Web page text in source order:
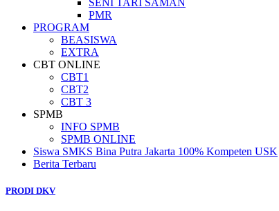
PMR
PROGRAM
BEASISWA
EXTRA
CBT ONLINE
CBT1
CBT2
CBT 3
SPMB
INFO SPMB
SPMB ONLINE
Siswa SMKS Bina Putra Jakarta 100% Kompeten USK
Berita Terbaru
PRODI DKV